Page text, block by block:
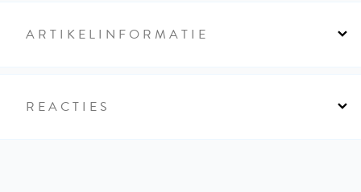
ARTIKELINFORMATIE
REACTIES